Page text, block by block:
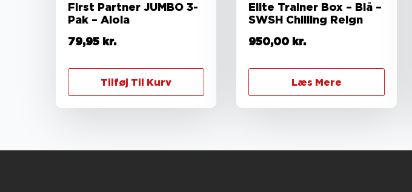
First Partner JUMBO 3-
Pak – Alola
79,95 kr.
Tilføj Til Kurv
Elite Trainer Box – Blå –
SWSH Chilling Reign
950,00 kr.
Læs Mere